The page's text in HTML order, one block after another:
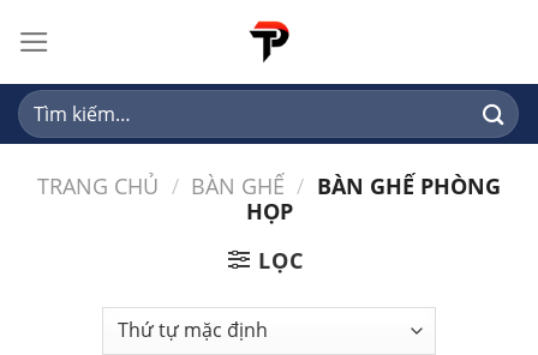
content
Tìm
kiếm:
TRANG CHỦ / BÀN GHẾ / BÀN GHẾ PHÒNG
HỌP
LỌC